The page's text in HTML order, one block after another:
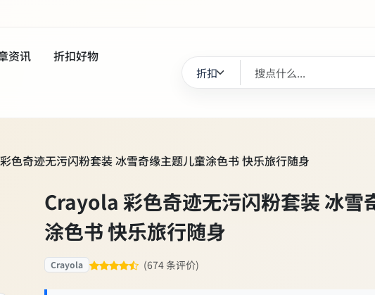
资讯 折扣好物
色奇迹无污闪粉套装 冰雪奇缘主题儿童涂色书 快乐旅行随身
Crayola 彩色奇迹无污闪粉套装 冰雪
涂色书 快乐旅行随身
Crayola (674 条评价)